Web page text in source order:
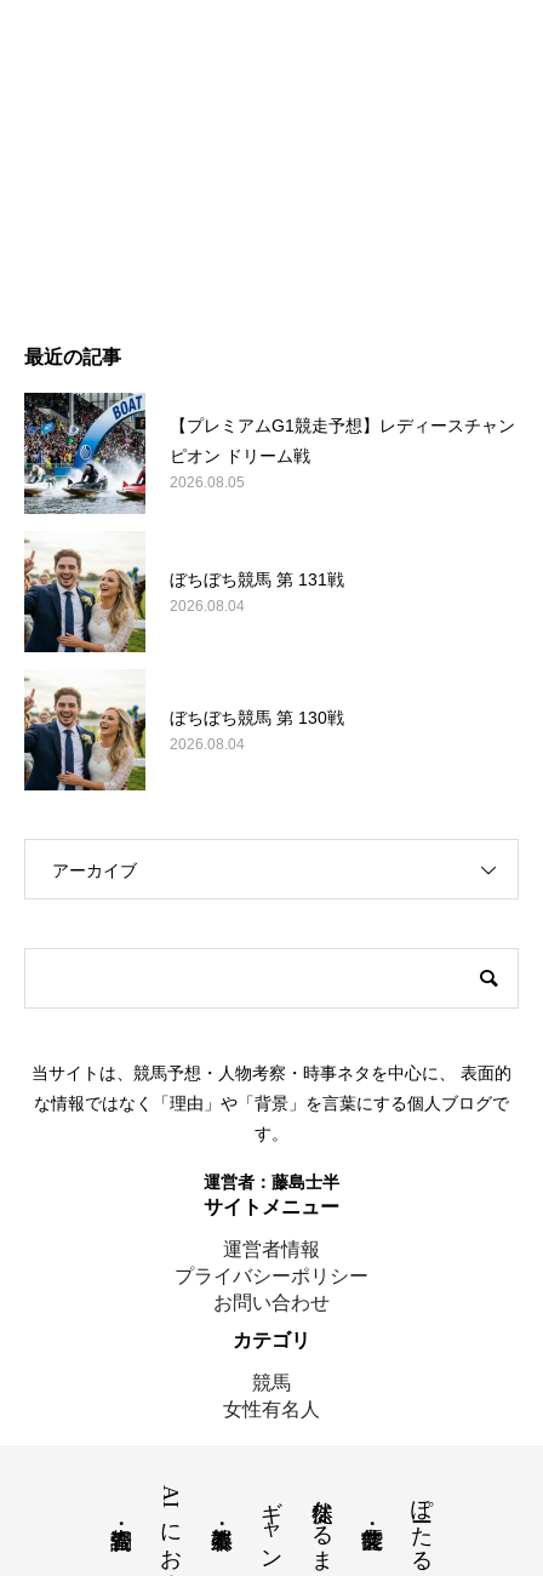
最近の記事
【プレミアムG1競走予想】レディースチャン
ピオン ドリーム戦
2026.08.05
ぼちぼち競馬 第 131戦
2026.08.04
ぼちぼち競馬 第 130戦
2026.08.04
アーカイブ
当サイトは、競馬予想・人物考察・時事ネタを中心に、 表面的
な情報ではなく「理由」や「背景」を言葉にする個人ブログで
す。
運営者： 藤島士半
サイトメニュー
運営者情報
プライバシーポリシー
お問い合わせ
カテゴリ
競馬
女性有名人
© 2025 藤島士半｜ここにいます
徒然なるままに
ギャンブル